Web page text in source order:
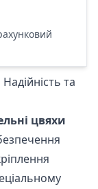
та
цвяхи